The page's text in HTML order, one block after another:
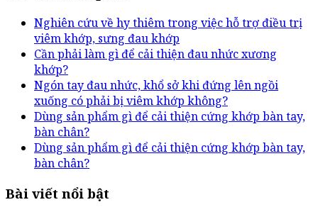
Nghiên cứu về hy thiêm trong việc hỗ trợ điều trị
viêm khớp, sưng đau khớp
Cần phải làm gì để cải thiện đau nhức xương
khớp?
Ngón tay đau nhức, khổ sở khi đứng lên ngồi
xuống có phải bị viêm khớp không?
Dùng sản phẩm gì để cải thiện cứng khớp bàn tay,
bàn chân?
Dùng sản phẩm gì để cải thiện cứng khớp bàn tay,
bàn chân?
Bài viết nổi bật